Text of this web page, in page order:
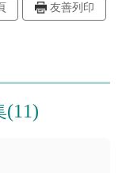
友善列印
(11)